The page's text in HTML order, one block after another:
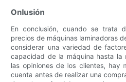
Onlusión
En conclusión, cuando se trata
precios de máquinas laminadoras
considerar una variedad de
capacidad de la máquina hasta la
las opiniones de los clientes, hay
cuenta antes de realizar una